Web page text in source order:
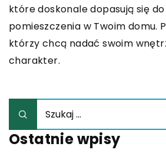
które doskonale dopasują się
pomieszczenia w Twoim domu.
którzy chcą nadać swoim
charakter.
Ostatnie wpisy